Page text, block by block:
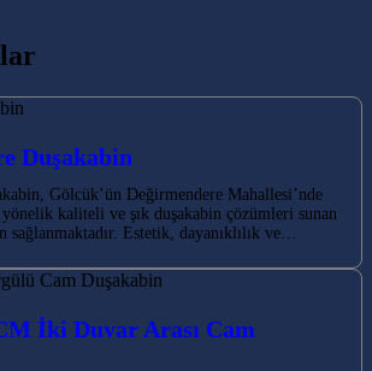
Duşakabin
Gölcük’ün Değirmendere Mahallesi’nde
kaliteli ve şık duşakabin çözümleri sunan
sağlanmaktadır. Estetik, dayanıklılık ve…
İki Duvar Arası Cam